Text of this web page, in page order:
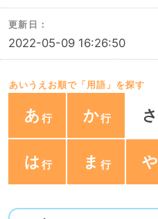
更新日：
2022-05-09 16:26:50
あいうえお順で「用語」を探す
あ か さ
は ま や